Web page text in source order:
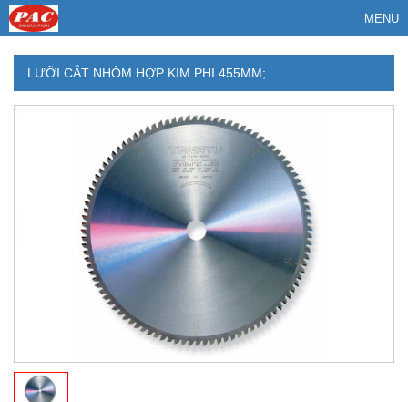
MENU
LƯỠI CẮT NHÔM HỢP KIM PHI 455MM;
455X3.0X2.5X25.4X120Z